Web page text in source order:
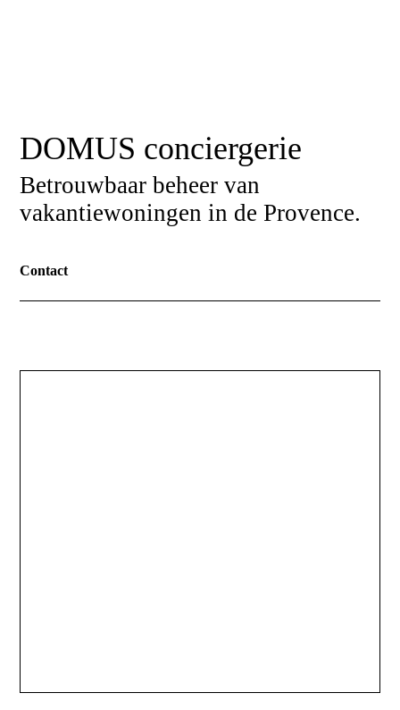
DOMUS conciergerie
Betrouwbaar beheer van
vakantiewoningen in de Provence.
Contact